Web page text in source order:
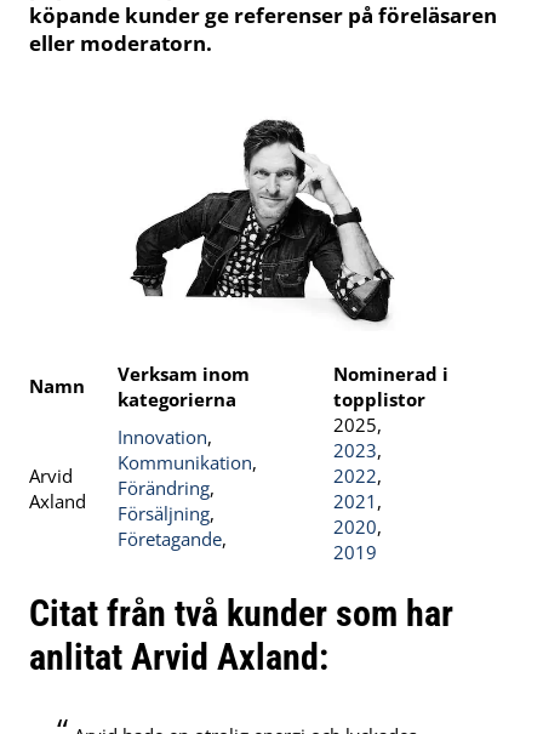
köpande kunder ge referenser på föreläsaren
eller moderatorn.
Namn
Verksam inom
kategorierna
Nominerad i
topplistor
Arvid
Axland
Innovation,
Kommunikation,
Förändring,
Försäljning,
Företagande,
2025,
2023,
2022,
2021 ,
2020,
2019
Citat från två kunder som har
anlitat Arvid Axland: